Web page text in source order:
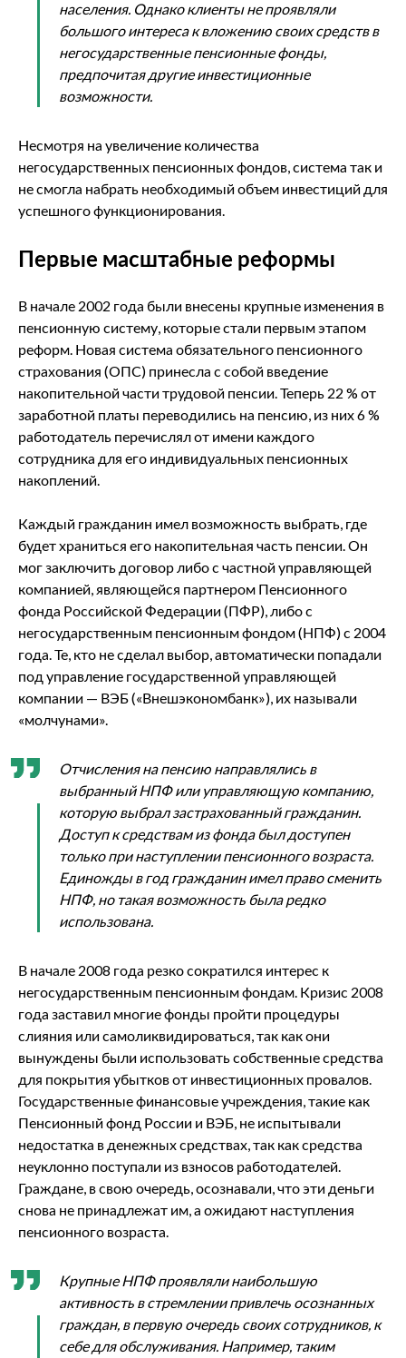
населения. Однако клиенты не проявляли
большого интереса к вложению своих средств в
негосударственные пенсионные фонды,
предпочитая другие инвестиционные
возможности.
Несмотря на увеличение количества
негосударственных пенсионных фондов, система так и
не смогла набрать необходимый объем инвестиций для
успешного функционирования.
Первые масштабные реформы
В начале 2002 года были внесены крупные изменения в
пенсионную систему, которые стали первым этапом
реформ. Новая система обязательного пенсионного
страхования (ОПС) принесла с собой введение
накопительной части трудовой пенсии. Теперь 22 % от
заработной платы переводились на пенсию, из них 6 %
работодатель перечислял от имени каждого
сотрудника для его индивидуальных пенсионных
накоплений.
Каждый гражданин имел возможность выбрать, где
будет храниться его накопительная часть пенсии. Он
мог заключить договор либо с частной управляющей
компанией, являющейся партнером Пенсионного
фонда Российской Федерации (ПФР), либо с
негосударственным пенсионным фондом (НПФ) с 2004
года. Те, кто не сделал выбор, автоматически попадали
под управление государственной управляющей
компании — ВЭБ («Внешэкономбанк»), их называли
«молчунами».
Отчисления на пенсию направлялись в
выбранный НПФ или управляющую компанию,
которую выбрал застрахованный гражданин.
Доступ к средствам из фонда был доступен
только при наступлении пенсионного возраста.
Единожды в год гражданин имел право сменить
НПФ, но такая возможность была редко
использована.
В начале 2008 года резко сократился интерес к
негосударственным пенсионным фондам. Кризис 2008
года заставил многие фонды пройти процедуры
слияния или самоликвидироваться, так как они
вынуждены были использовать собственные средства
для покрытия убытков от инвестиционных провалов.
Государственные финансовые учреждения, такие как
Пенсионный фонд России и ВЭБ, не испытывали
недостатка в денежных средствах, так как средства
неуклонно поступали из взносов работодателей.
Граждане, в свою очередь, осознавали, что эти деньги
снова не принадлежат им, а ожидают наступления
пенсионного возраста.
Крупные НПФ проявляли наибольшую
активность в стремлении привлечь осознанных
граждан, в первую очередь своих сотрудников, к
себе для обслуживания. Например, таким